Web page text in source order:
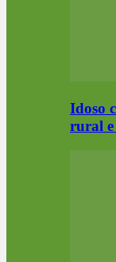
Idoso
rural